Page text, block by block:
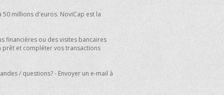
millions d'euros. NoviCap est la
financières ou des visites bancaires
prêt et compléter vos transactions
/ questions? - Envoyer un e-mail à